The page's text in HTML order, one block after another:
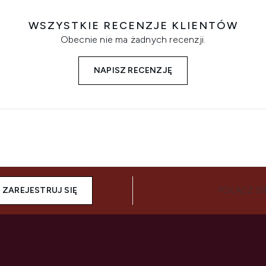
WSZYSTKIE RECENZJE KLIENTÓW
Obecnie nie ma żadnych recenzji.
NAPISZ RECENZJĘ
ZAREJESTRUJ SIĘ POŁĄCZ